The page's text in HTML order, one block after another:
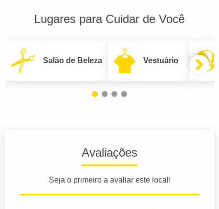
Lugares para Cuidar de Você
Salão de Beleza Vestuário
Avaliações
Seja o primeiro a avaliar este local!